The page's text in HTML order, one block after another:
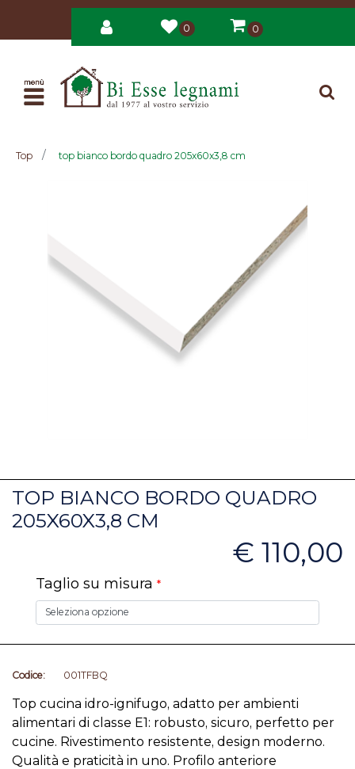
0 0
Open
Top top bianco bordo quadro 205x60x3,8 cm
TOP BIANCO BORDO QUADRO
205X60X3,8 CM
€ 110,00
Taglio su misura *
Codice: 001TFBQ
Top cucina idro-ignifugo, adatto per ambienti
alimentari di classe E1: robusto, sicuro, perfetto per
cucine. Rivestimento resistente, design moderno.
Qualità e praticità in uno. Profilo anteriore